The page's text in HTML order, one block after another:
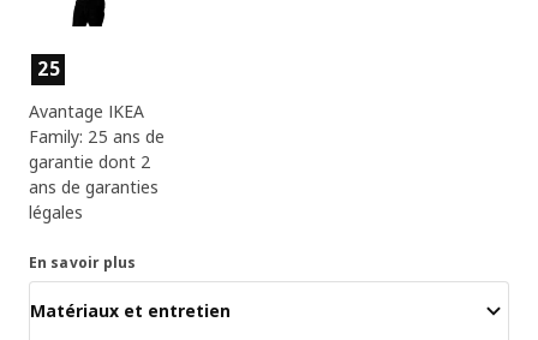
Caractéristiques du produit
25
Avantage IKEA
Family: 25 ans de
garantie dont 2
ans de garanties
légales
En savoir plus
Matériaux et entretien